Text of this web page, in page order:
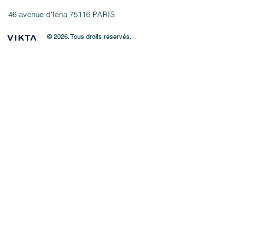
46 avenue d'Iéna 75116 PARIS
© 2026 . Tous droits réservés.